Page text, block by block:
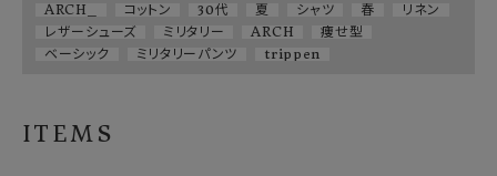
ARCH_ コットン 30代 夏 シャツ 春
リネン
レザーシューズ
ミリタリー ARCH
痩せ型
ベーシック
ミリタリーパンツ trippen
ITEMS